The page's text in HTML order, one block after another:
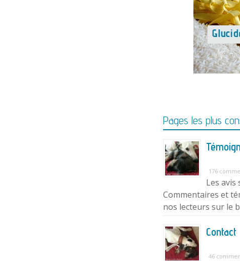
Pages les plus
176
Les avis
Commentaires et
nos lecteurs sur le
Contact
46